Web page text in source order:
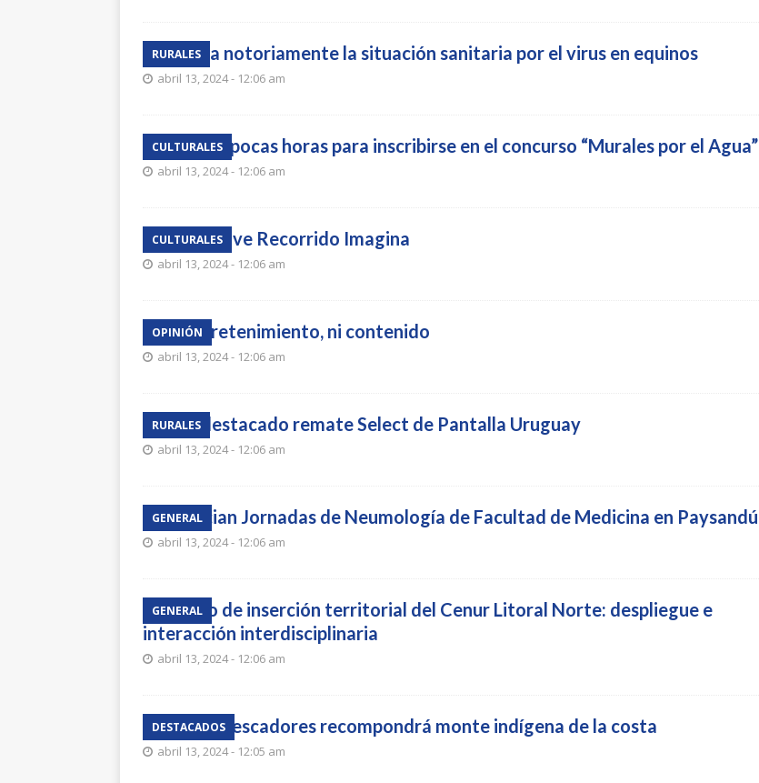
RURALES
Mejora notoriamente la situación sanitaria por el virus en equinos
abril 13, 2024 - 12:06 am
CULTURALES
Quedan pocas horas para inscribirse en el concurso “Murales por el Agua”
abril 13, 2024 - 12:06 am
CULTURALES
Hoy vuelve Recorrido Imagina
abril 13, 2024 - 12:06 am
OPINIÓN
Ni entretenimiento, ni contenido
abril 13, 2024 - 12:06 am
RURALES
Muy destacado remate Select de Pantalla Uruguay
abril 13, 2024 - 12:06 am
GENERAL
Anuncian Jornadas de Neumología de Facultad de Medicina en Paysandú
abril 13, 2024 - 12:06 am
GENERAL
Mapeo de inserción territorial del Cenur Litoral Norte: despliegue e
interacción interdisciplinaria
abril 13, 2024 - 12:06 am
DESTACADOS
El Club Pescadores recompondrá monte indígena de la costa
abril 13, 2024 - 12:05 am